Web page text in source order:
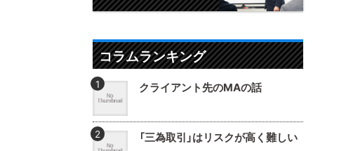
コラムランキング
クライアント先のMAの話
「三為取引」はリスクが高く難しい